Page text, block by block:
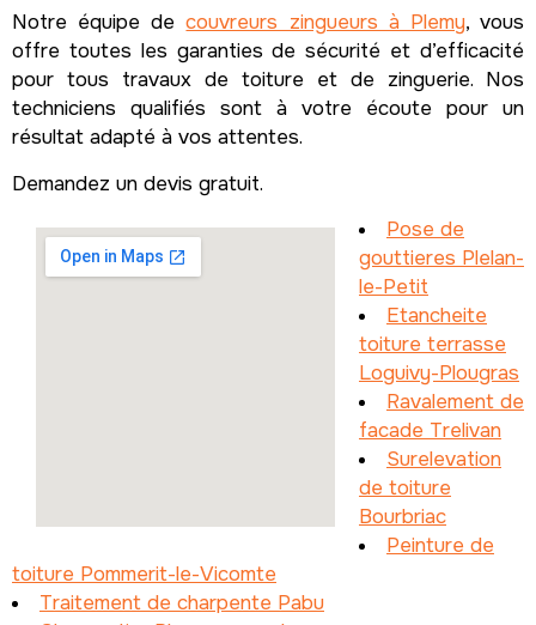
Notre équipe decouvreurs zingueurs à Plemy, vous
offre toutes les garanties de sécurité et d’efficacité
pour tous travaux de toiture et de zinguerie. Nos
techniciens qualifiés sont à votre écoute pour un
résultat adapté à vos attentes.
Demandez un devis gratuit.
Pose de
gouttieres Plelan-
le-Petit
Etancheite
toiture terrasse
Loguivy-Plougras
Ravalement de
facade Trelivan
Surelevation
de toiture
Bourbriac
Peinture de
toiture Pommerit-le-Vicomte
Traitement de charpente Pabu